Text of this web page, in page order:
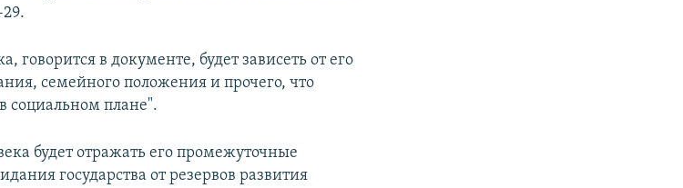
говорится в документе, будет зависеть от его
семейного положения и прочего, что
социальном плане".
будет отражать его промежуточные
государства от резервов развития